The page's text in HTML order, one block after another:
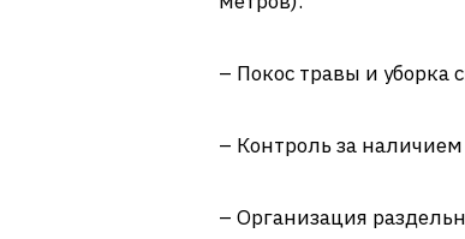
– Покос травы и уборка
– Контроль за
– Организация